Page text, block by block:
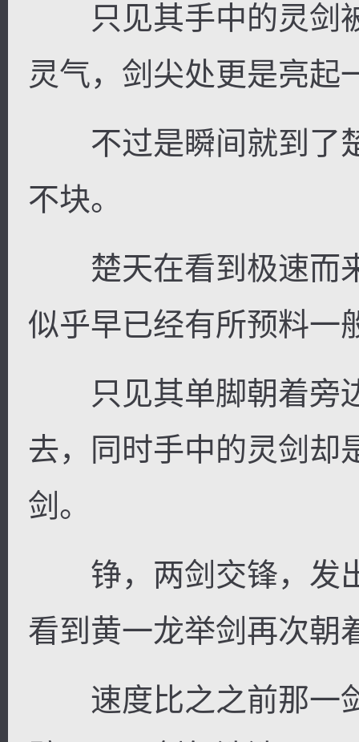
只见其手中的灵剑
灵气，剑尖处更是亮起
不过是瞬间就到了
不块。
楚天在看到极速而
似乎早已经有所预料一
只见其单脚朝着旁
去，同时手中的灵剑却
剑。
铮，两剑交锋，发
看到黄一龙举剑再次朝
速度比之之前那一